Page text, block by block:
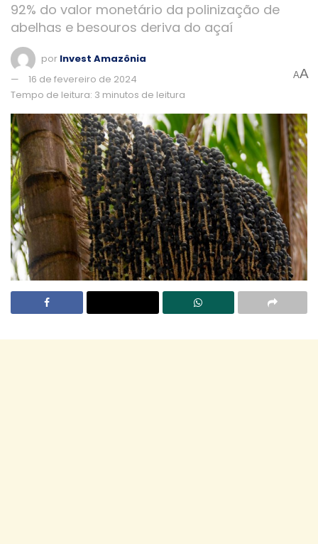
92% do valor monetário da polinização de
abelhas e besouros deriva do açaí
por Invest Amazônia
16 de fevereiro de 2024
Tempo de leitura: 3 minutos de leitura
AA